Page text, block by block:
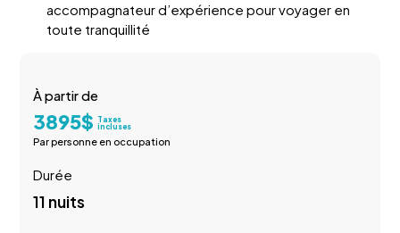
accompagnateur d’expérience pour voyager en
toute tranquillité
À partir de
3895$ Taxes
incluses
Par personne en occupation
Durée
11 nuits